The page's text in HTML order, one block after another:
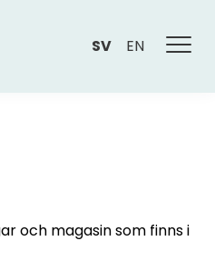
SV EN
och magasin som finns i